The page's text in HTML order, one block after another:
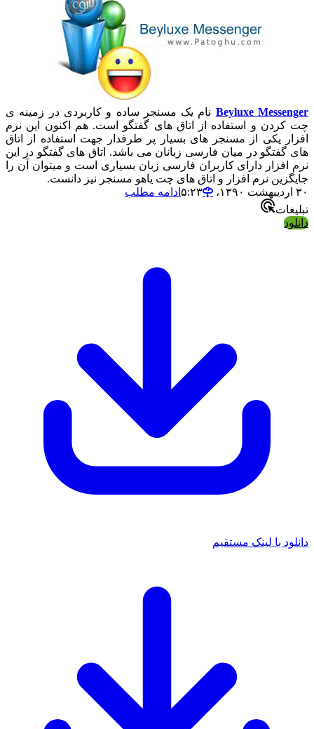
Beyluxe Messenger نام یک مسنجر ساده و کاربردی در زمینه ی
چت کردن و استفاده از اتاق های گفتگو است. هم اکنون این نرم
افزار یکی از مسنجر های بسیار پر طرفدار جهت استفاده از اتاق
های گفتگو در میان فارسی زبانان می باشد. اتاق های گفتگو در این
نرم افزار دارای کاربران فارسی زبان بسیاری است و میتوان آن را
جایگزین نرم افزار و اتاق های چت یاهو مسنجر نیز دانست.
۳۰ اردیبهشت ۱۳۹۰،‏ ۵:۲۳
ادامه مطلب
تبلیغات
دانلود
دانلود با لینک مستقیم